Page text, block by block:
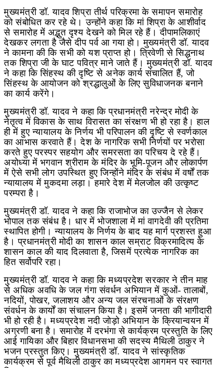
मुख्यमंत्री डॉ. यादव शिप्रा तीर्थ परिक्रमा के समापन समारोह
को संबोधित कर रहे थे। उन्होंने कहा कि मां शिप्रा के आशीर्वाद
से समारोह में अद्भुत दृश्य देखने को मिल रहे हैं। दीपामलिकाएं
देखकर लगता है जैसे दीप पर्व आ गया हो। मुख्यमंत्री डॉ. यादव
ने कामना की कि सभी को यश प्राप्त हो। त्रिवेणी से सिद्धनाथ
तक शिप्रा जी के घाट पवित्र माने जाते हैं। मुख्यमंत्री डॉ. यादव
ने कहा कि सिंहस्थ की दृष्टि से अनेक कार्य संचालित हैं,जो
सिंहस्थ के आयोजन को श्रद्धालुओं के लिए सुविधाजनक बनाने
का कार्य करेंगे।
मुख्यमंत्री डॉ. यादव ने कहा कि प्रधानमंत्री नरेन्द्र मोदी के
नेतृत्व में विकास के साथ विरासत का संरक्षण भी हो रहा है। हाल
ही में हुए न्यायालय के निर्णय भी परिपालन की दृष्टि से स्वर्णकाल
का आभास करवाते हैं। देश के नागरिक सभी निर्णयों पर भरोसा
करते हुए परस्पर सहयोग और समरसता का परिचय दे रहे हैं।
अयोध्या में भगवान श्रीराम के मंदिर के भूमि-पूजन और लोकार्पण
में ऐसे सभी लोग उपस्थित हुए जिन्होंने मंदिर के संबंध में वर्षों तक
न्यायालय में मुकदमा लड़ा। हमारे देश में मेलजोल की उत्कृष्ट
परम्परा है।
मुख्यमंत्री डॉ. यादव ने कहा कि राजाभोज का उज्जैन से लेकर
भोपाल तक संबंध है। धार में भोजशाला में मां वागदेवी की प्रतिमा
स्थापित होगी। न्यायालय के निर्णय के बाद यह मार्ग प्रशस्त हुआ
है। प्रधानमंत्री मोदी का शासन काल सम्राट विक्रमादित्य के
शासन काल की याद दिलवाता है,जिसमें प्रत्येक नागरिक का
हित सर्वोपरि रहा।
मुख्यमंत्री डॉ. यादव ने कहा कि मध्यप्रदेश सरकार ने तीन माह
से अधिक अवधि के जल गंगा संवर्धन अभियान में कुओं- तालाबों,
नदियों,पोखर,जलाशय और अन्य जल संरचनाओं के संरक्षण
संवर्धन के कार्यों का संचालन किया है। इसमें जनता की भागीदारी
भी हो रही है। मध्यप्रदेश नदी जोड़ो अभियान के क्रियान्वयन में
अग्रणी बना है। समारोह में दरभंगा से कार्यक्रम प्रस्तुति के लिए
आई गायिका और बिहार विधानसभा की सदस्य मैथिली ठाकुर ने
भजन प्रस्तुत किए। मुख्यमंत्री डॉ. यादव ने सांस्कृतिक
कार्यक्रम से पूर्व मैथिली ठाकुर का मध्यप्रदेश आगमन पर स्वागत